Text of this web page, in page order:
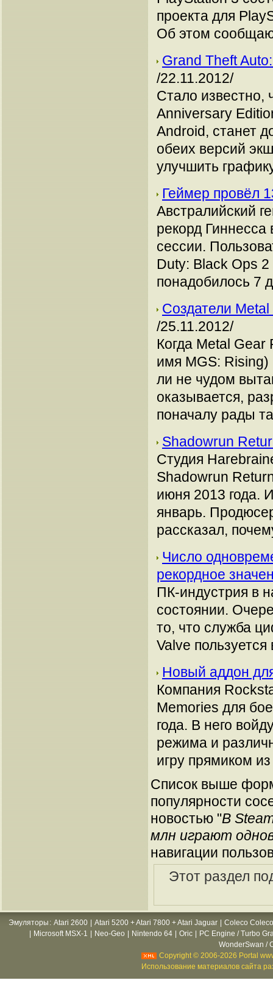
проекта для
Об этом
Grand Theft
/22.11.2012/
Стало известно,
Anniversary
Android, станет
обеих версий
улучшить
Геймер провёл
Австралийский
рекорд Гиннесса
сессии.
Duty: Black Ops 2
понадобилось 7
Создатели
/25.11.2012/
Когда Metal
имя MGS: Rising)
ли не чудом
оказывается,
поначалу рады
Shadowrun
Студия
Shadowrun
июня 2013 года.
январь.
рассказал,
Число
рекордное
ПК-индустрия в
состоянии.
то, что служба
Valve
Новый аддон
Компания
Memories для
года. В него
режима и
игру прямиком
Список выше
популярности
новостью "В
млн играют
навигации
Этот раздел
Эмуляторы : Atari 2600 Atari 5200 + Atari 7800 + Atari Jaguar
Coleco
Microsoft MSX-1 Neo-Geo Nintendo 64 Oric
PC Engine / Turbo
WonderSwan /
Copyright © 2006-2026 Portal
Использование материалов сайта